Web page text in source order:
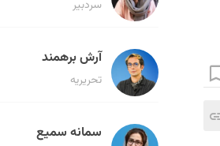
سردبیر
آرش برهمند
تحریریه
سمانه سمیع